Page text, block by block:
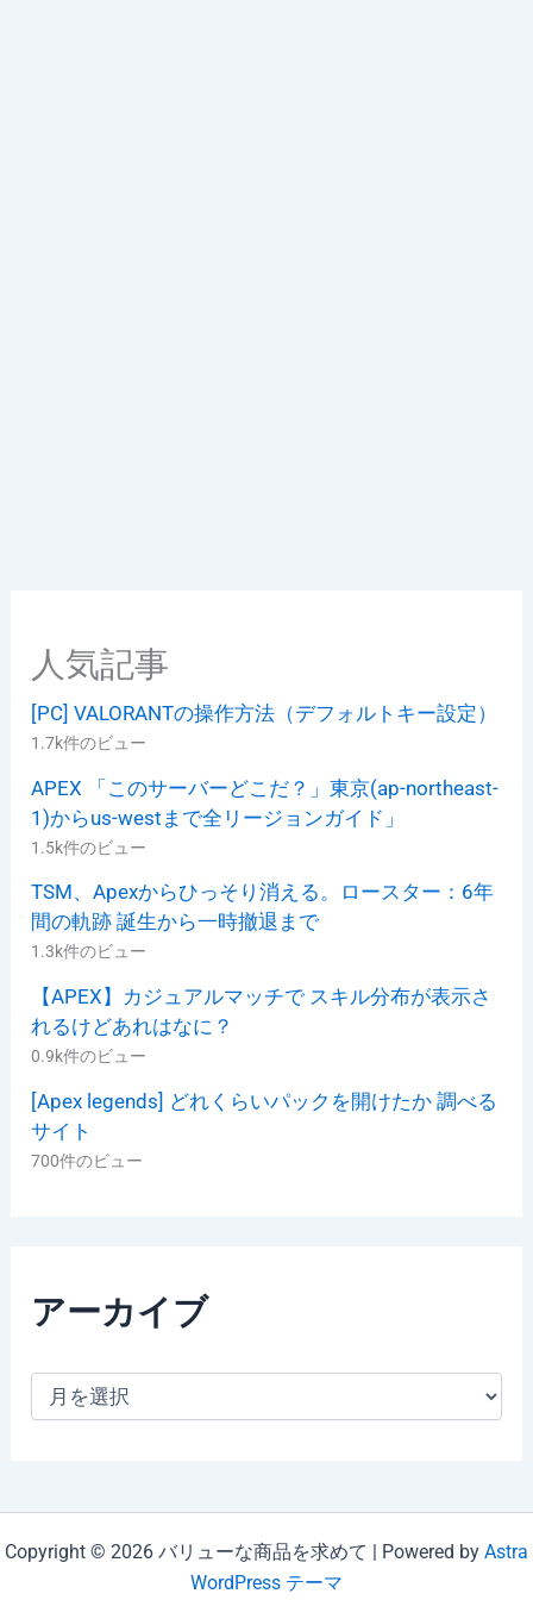
人気記事
[PC] VALORANTの操作方法（デフォルトキー設定）
1.7k件のビュー
APEX 「このサーバーどこだ？」東京(ap-northeast-
1)からus-westまで全リージョンガイド」
1.5k件のビュー
TSM、Apexからひっそり消える。ロースター：6年
間の軌跡 誕生から一時撤退まで
1.3k件のビュー
【APEX】カジュアルマッチで スキル分布が表示さ
れるけどあれはなに？
0.9k件のビュー
[Apex legends] どれくらいパックを開けたか 調べる
サイト
700件のビュー
アーカイブ
Copyright © 2026 バリューな商品を求めて | Powered by Astra
WordPress テーマ